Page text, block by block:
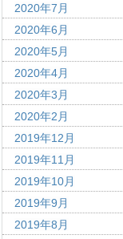
2020年7月
2020年6月
2020年5月
2020年4月
2020年3月
2020年2月
2019年12月
2019年11月
2019年10月
2019年9月
2019年8月